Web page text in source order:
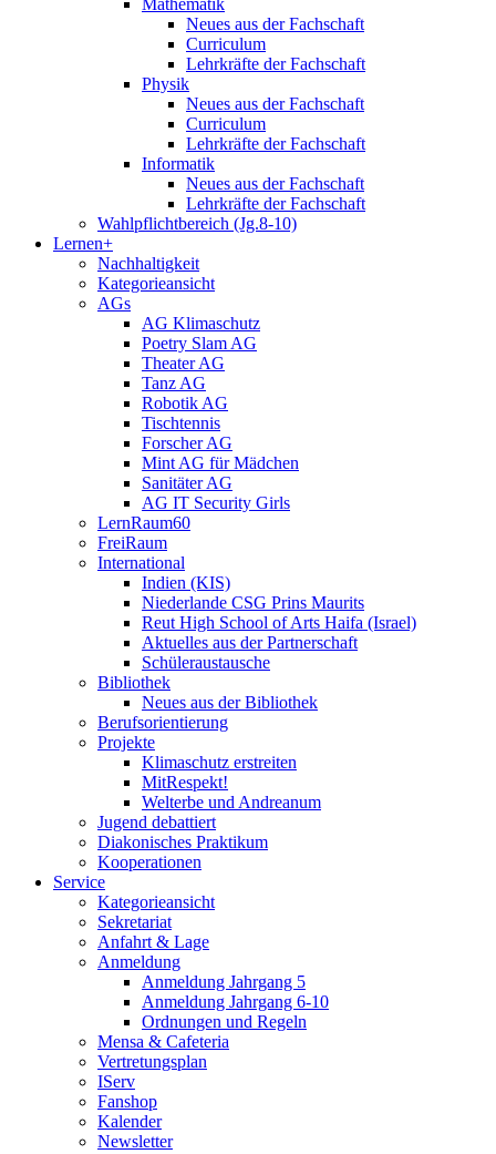
Mathematik
Neues aus der Fachschaft
Curriculum
Lehrkräfte der Fachschaft
Physik
Neues aus der Fachschaft
Curriculum
Lehrkräfte der Fachschaft
Informatik
Neues aus der Fachschaft
Lehrkräfte der Fachschaft
Wahlpflichtbereich (Jg.8-10)
Lernen+
Nachhaltigkeit
Kategorieansicht
AGs
AG Klimaschutz
Poetry Slam AG
Theater AG
Tanz AG
Robotik AG
Tischtennis
Forscher AG
Mint AG für Mädchen
Sanitäter AG
AG IT Security Girls
LernRaum60
FreiRaum
International
Indien (KIS)
Niederlande CSG Prins Maurits
Reut High School of Arts Haifa (Israel)
Aktuelles aus der Partnerschaft
Schüleraustausche
Bibliothek
Neues aus der Bibliothek
Berufsorientierung
Projekte
Klimaschutz erstreiten
MitRespekt!
Welterbe und Andreanum
Jugend debattiert
Diakonisches Praktikum
Kooperationen
Service
Kategorieansicht
Sekretariat
Anfahrt & Lage
Anmeldung
Anmeldung Jahrgang 5
Anmeldung Jahrgang 6-10
Ordnungen und Regeln
Mensa & Cafeteria
Vertretungsplan
IServ
Fanshop
Kalender
Newsletter